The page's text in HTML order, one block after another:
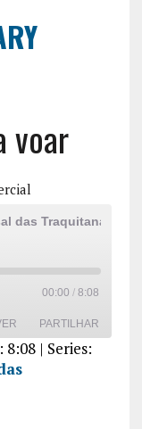
voar
das Traquitanas
00:00 / 8:08
PARTILHAR
8:08| Series: